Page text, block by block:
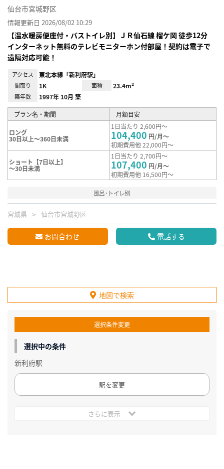
仙台市宮城野区
情報更新日 2026/08/02 10:29
【温水暖房便座付・バストイレ別】ＪＲ仙⽯線 榴ケ岡 徒歩12分
インターネット無料のテレビモニターホン付部屋！契約は電子で
遠隔対応可能！
アクセス 東北本線「新利府駅」
間取り 1K 面積 23.4m²
築年数 1997年 10月 築
プラン名・期間 月額目安
ロング
30日以上～360日未満
1日当たり 2,600円～
104,400 円/月～
初期費用他 22,000円～
ショート【7日以上】
～30日未満
1日当たり 2,700円～
107,400 円/月～
初期費用他 16,500円～
風呂･トイレ別
宮城県 仙台市宮城野区
お問合わせ 電話する
地図で検索
選択条件変更
選択中の条件
新利府駅
駅を変更
さらに表示